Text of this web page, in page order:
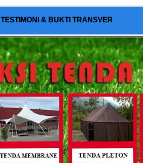
TESTIMONI & BUKTI TRANSVER